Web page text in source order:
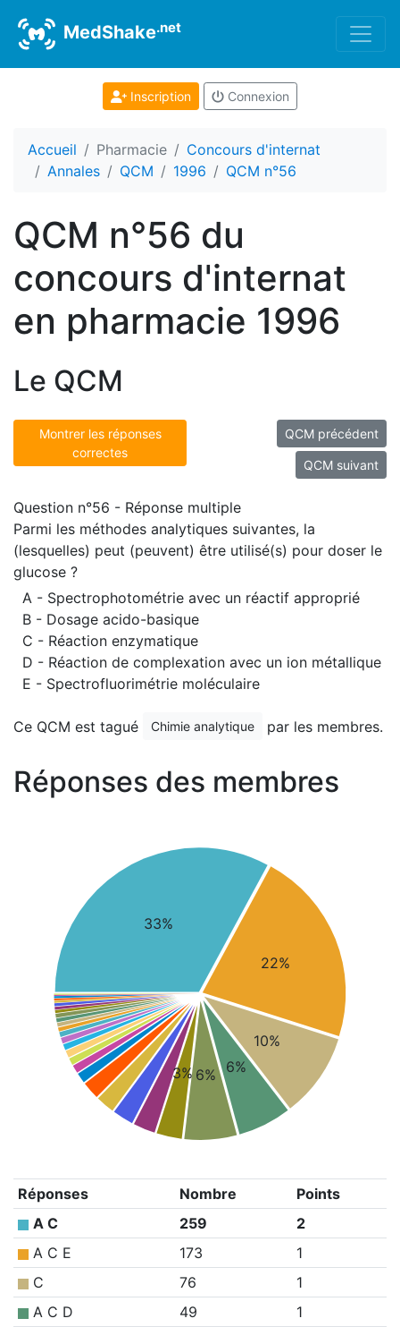
MedShake.net
Inscription Connexion
Accueil Pharmacie
Concours d'internat
Annales
QCM 1996 QCM n°56
QCM n°56 du
concours d'internat
en pharmacie 1996
Le QCM
Montrer les réponses
correctes
QCM précédent
QCM suivant
Question n°56 - Réponse multiple
Parmi les méthodes analytiques suivantes, la
(lesquelles) peut (peuvent) être utilisé(s) pour doser le
glucose ?
A - Spectrophotométrie avec un réactif approprié
B - Dosage acido-basique
C - Réaction enzymatique
D - Réaction de complexation avec un ion métallique
E - Spectrofluorimétrie moléculaire
Ce QCM est tagué Chimie analytique par les membres.
Réponses des membres
33%
22%
10%
6%
6%
3%
Réponses Nombre
Points
A C
259
2
A C E
173
1
C
76
1
A C D
49
1